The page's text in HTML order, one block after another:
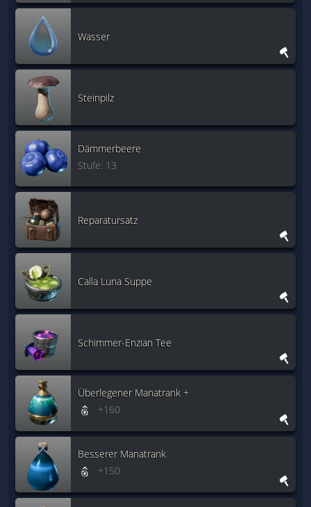
Wasser
Steinpilz
Dämmerbeere
Stufe: 13
Reparatursatz
Calla Luna Suppe
Schimmer-Enzian Tee
Überlegener Manatrank +
+160
Besserer Manatrank
+150